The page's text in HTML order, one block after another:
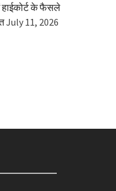
के फैसले
July 11, 2026